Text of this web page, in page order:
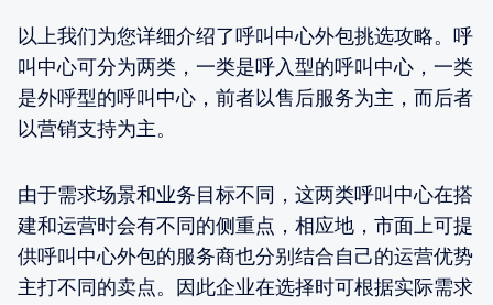
以上我们为您详细介绍了呼叫中心外包挑选攻略。呼
叫中心可分为两类，一类是呼入型的呼叫中心，一类
是外呼型的呼叫中心，前者以售后服务为主，而后者
以营销支持为主。
由于需求场景和业务目标不同，这两类呼叫中心在搭
建和运营时会有不同的侧重点，相应地，市面上可提
供呼叫中心外包的服务商也分别结合自己的运营优势
主打不同的卖点。因此企业在选择时可根据实际需求